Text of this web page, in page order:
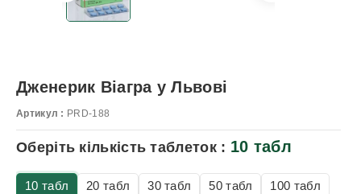
Дженерик Віагра у Львові
Артикул : PRD-188
Оберіть кількість таблеток : 10 табл
10 табл 20 табл 30 табл 50 табл 100 табл